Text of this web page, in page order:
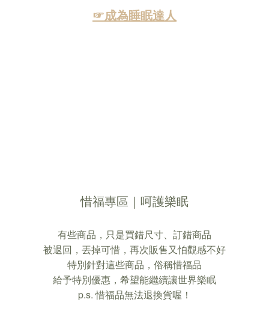
☞成為睡眠達人
惜福專區｜呵護樂眠
有些商品，只是買錯尺寸、訂錯商品
被退回，丟掉可惜，再次販售又怕觀感不好
特別針對這些商品，俗稱惜福品
給予特別優惠，希望能繼續讓世界樂眠
p.s. 惜福品無法退換貨喔！